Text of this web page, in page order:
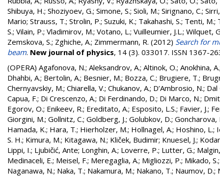
Shibuya, H.; Shoziyoev, G.; Simone, S.; Sioli, M.; Sirignano, C.;
Mario; Strauss, T.; Strolin, P.; Suzuki, K.; Takahashi, S.; Tenti, M.;
S.; Vilain, P.; Vladimirov, M.; Votano, L.; Vuilleumier, J.L.; Wilquet,
Zemskova, S.; Zghiche, A.; Zimmermann, R. (2012) Search for
beam. New journal of physics, 14 (3). 033017. ISSN 1367-
(OPERA) Agafonova, N.; Aleksandrov, A.; Altinok, O.; Anokhina, A.
Dhahbi, A.; Bertolin, A.; Besnier, M.; Bozza, C.; Brugiere, T.;
Chernyavskiy, M.; Chiarella, V.; Chukanov, A.; D’Ambrosio, N.; Dal
Capua, F.; Di Crescenzo, A.; Di Ferdinando, D.; Di Marco, N.;
Egorov, O.; Enikeev, R.; Ereditato, A.; Esposito, L.S.; Favier, J.;
Giorgini, M.; Gollnitz, C.; Goldberg, J.; Golubkov, D.; Goncharova,
Hamada, K.; Hara, T.; Hierholzer, M.; Hollnagel, A.; Hoshino, L.;
S. H.; Kimura, M.; Kitagawa, N.; Kliček, Budimir; Knuesel, J.;
Lippi, I.; Ljubičić, Ante; Longhin, A.; Loverre, P.; Lutter, G.;
Medinaceli, E.; Meisel, F.; Meregaglia, A.; Migliozzi, P.; Mikado, S.
Naganawa, N.; Naka, T.; Nakamura, M.; Nakano, T.; Naumov, D.;